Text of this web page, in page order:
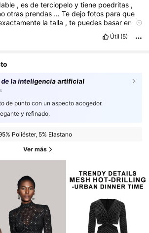
, es de terciopelo y tiene poedritas ,
otras prendas …Tedejofotos paraque
latalla ,te puedes basaren
Útil (5)
la inteligencia artificial
de punto con un aspecto acogedor.
y refinado.
Poliéster, 5% Elastano
Ver más